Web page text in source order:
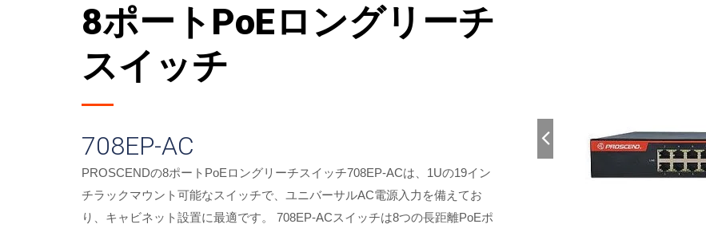
8ポートPoEロングリーチ
スイッチ
708EP-AC
PROSCENDの8ポートPoEロングリーチスイッチ708EP-ACは、1Uの19イン
チラックマウント可能なスイッチで、ユニバーサルAC電源入力を備えてお
り、キャビネット設置に最適です。 708EP-ACスイッチは8つの長距離PoEポ